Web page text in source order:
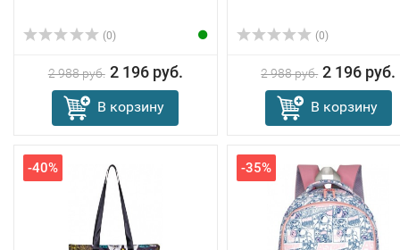
(0)
2 988 руб. 2 196 руб.
В корзину
(0)
2 988 руб. 2 196 руб.
В корзину
-40% -35%